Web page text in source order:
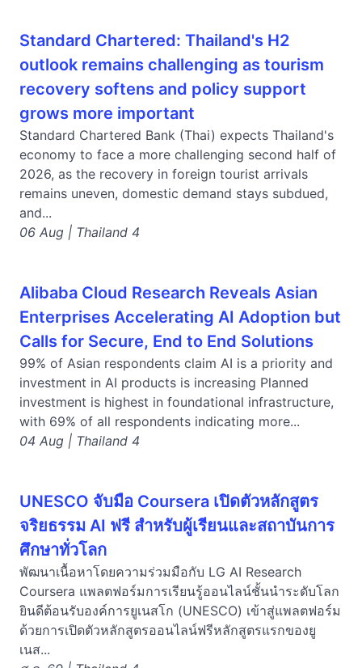
Standard Chartered: Thailand's H2
outlook remains challenging as tourism
recovery softens and policy support
grows more important
Standard Chartered Bank (Thai) expects Thailand's
economy to face a more challenging second half of
2026, as the recovery in foreign tourist arrivals
remains uneven, domestic demand stays subdued,
and...
06 Aug | Thailand 4
Alibaba Cloud Research Reveals Asian
Enterprises Accelerating AI Adoption but
Calls for Secure, End to End Solutions
99% of Asian respondents claim AI is a priority and
investment in AI products is increasing Planned
investment is highest in foundational infrastructure,
with 69% of all respondents indicating more...
04 Aug | Thailand 4
UNESCO จับมือ Coursera เปิดตัวหลักสูตร
จริยธรรม AI ฟรี สำหรับผู้เรียนและสถาบันการ
ศึกษาทั่วโลก
พัฒนาเนื้อหาโดยความร่วมมือกับ LG AI Research
Coursera แพลตฟอร์มการเรียนรู้ออนไลน์ชั้นนำระดับโลก
ยินดีต้อนรับองค์การยูเนสโก (UNESCO) เข้าสู่แพลตฟอร์ม
ด้วยการเปิดตัวหลักสูตรออนไลน์ฟรีหลักสูตรแรกของยู
เนส...